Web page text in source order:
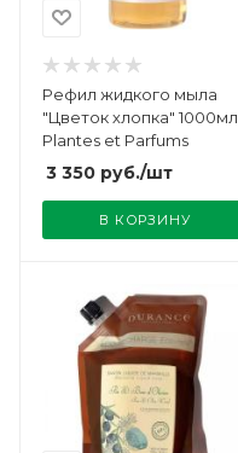
Рефил жидкого мыла
"Цветок хлопка" 1000мл
Plantes et Parfums
3 350 руб./шт
В КОРЗИНУ